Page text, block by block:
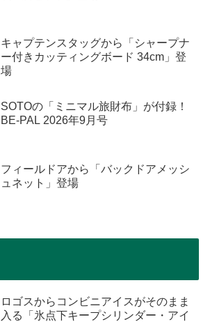
キャプテンスタッグから「シャープナ
ー付きカッティングボード 34cm」登
場
SOTOの「ミニマル旅財布」が付録！
BE-PAL 2026年9月号
フィールドアから「バックドアメッシ
ュネット」登場
ロゴスからコンビニアイスがそのまま
入る「氷点下キープシリンダー・アイ